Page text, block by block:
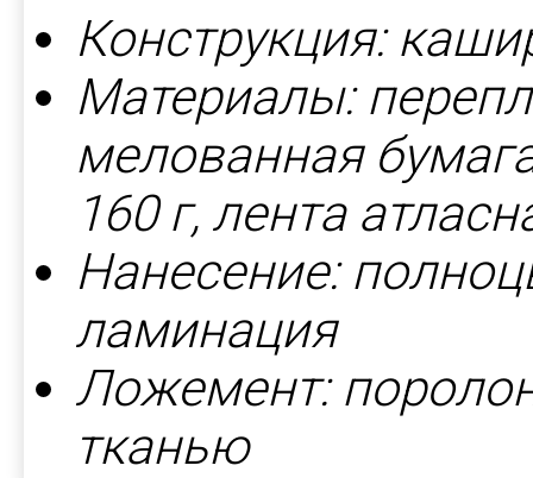
Конструкция:
Материалы:
мелованная
160 г, лента
Нанесение:
ламинация
Ложемент:
тканью